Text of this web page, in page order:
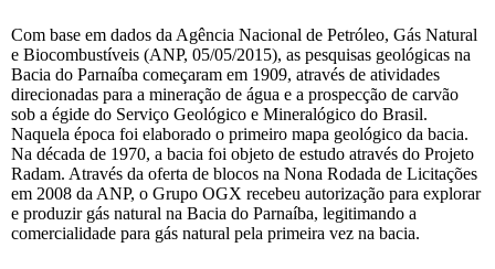
Com base em dados da Agência Nacional de Petróleo, Gás Natural
e Biocombustíveis (ANP, 05/05/2015), as pesquisas geológicas na
Bacia do Parnaíba começaram em 1909, através de atividades
direcionadas para a mineração de água e a prospecção de carvão
sob a égide do Serviço Geológico e Mineralógico do Brasil.
Naquela época foi elaborado o primeiro mapa geológico da bacia.
Na década de 1970, a bacia foi objeto de estudo através do Projeto
Radam. Através da oferta de blocos na Nona Rodada de Licitações
em 2008 da ANP, o Grupo OGX recebeu autorização para explorar
e produzir gás natural na Bacia do Parnaíba, legitimando a
comercialidade para gás natural pela primeira vez na bacia.